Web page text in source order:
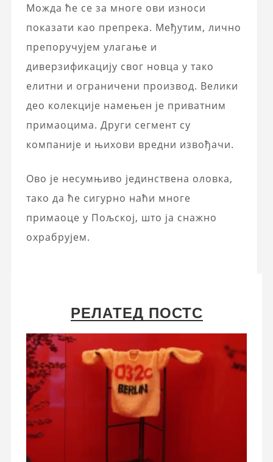
Можда ће се за многе ови износи
показати као препрека. Међутим, лично
препоручујем улагање и
диверзификацију свог новца у тако
елитни и ограничени производ. Велики
део колекције намењен је приватним
примаоцима. Други сегмент су
компаније и њихови вредни извођачи.
Ово је несумњиво јединствена оловка,
тако да ће сигурно наћи многе
примаоце у Пољској, што ја снажно
охрабрујем.
РЕЛАТЕД ПОСТС